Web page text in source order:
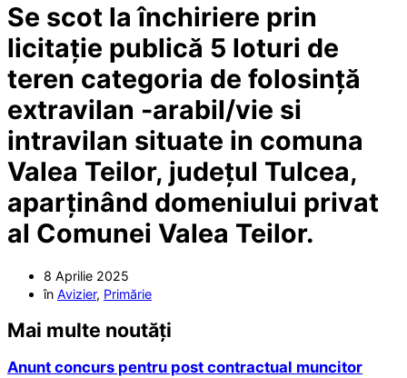
Se scot la închiriere prin
licitație publică 5 loturi de
teren categoria de folosință
extravilan -arabil/vie si
intravilan situate in comuna
Valea Teilor, județul Tulcea,
aparținând domeniului privat
al Comunei Valea Teilor.
8 Aprilie 2025
în Avizier, Primărie
Mai multe noutăți
Anunt concurs pentru post contractual muncitor